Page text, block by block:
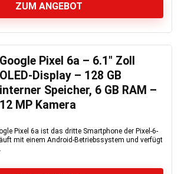
ZUM ANGEBOT
Google Pixel 6a – 6.1″ Zoll
OLED-Display – 128 GB
interner Speicher, 6 GB RAM –
12 MP Kamera
Pixel 6a ist das dritte Smartphone der Pixel-6-
mit einem Android-Betriebssystem und verfügt